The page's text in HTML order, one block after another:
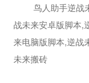
页
鸟人助手逆战
战未来安卓版脚本,
来电脑版脚本,逆战
未来搬砖